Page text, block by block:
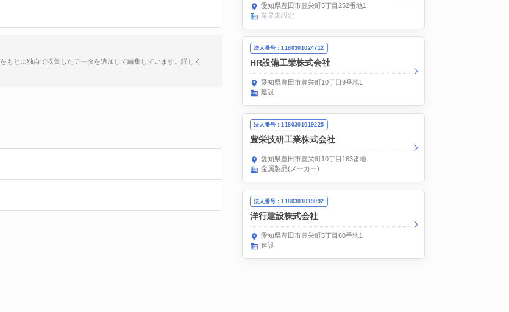
をもとに独自で収集したデータを追加して編集しています。詳しく
愛知県豊田市豊栄町5丁目252番地1
業界未設定
法人番号：1180301024712
HR設備工業株式会社
愛知県豊田市豊栄町10丁目9番地1
建設
法人番号：1180301019225
豊栄技研工業株式会社
愛知県豊田市豊栄町10丁目163番地
金属製品(メーカー)
法人番号：1180301019092
洋行建設株式会社
愛知県豊田市豊栄町5丁目60番地1
建設